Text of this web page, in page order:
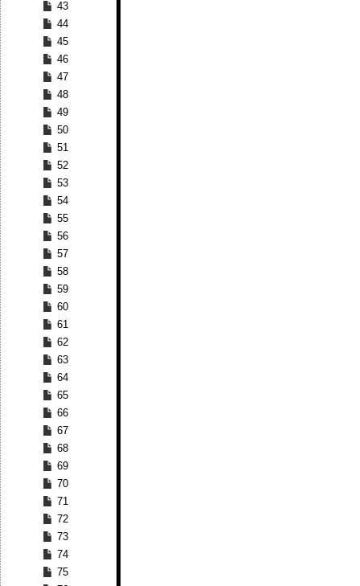
43
44
45
46
47
48
49
50
51
52
53
54
55
56
57
58
59
60
61
62
63
64
65
66
67
68
69
70
71
72
73
74
75